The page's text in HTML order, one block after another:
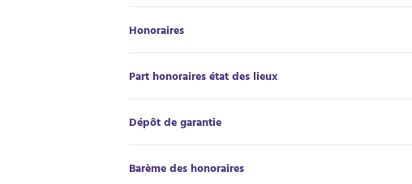
Honoraires
Part honoraires état des lieux
Dépôt de garantie
Barème des honoraires